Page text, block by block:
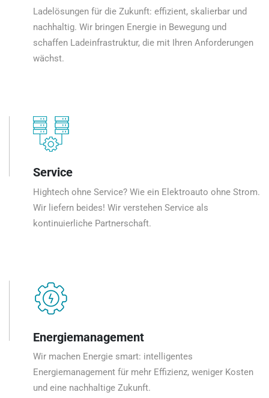
Ladelösungen für die Zukunft: effizient, skalierbar und
nachhaltig. Wir bringen Energie in Bewegung und
schaffen Ladeinfrastruktur, die mit Ihren Anforderungen
wächst.
Service
Hightech ohne Service? Wie ein Elektroauto ohne Strom.
Wir liefern beides! Wir verstehen Service als
kontinuierliche Partnerschaft.
Energiemanagement
Wir machen Energie smart: intelligentes
Energiemanagement für mehr Effizienz, weniger Kosten
und eine nachhaltige Zukunft.